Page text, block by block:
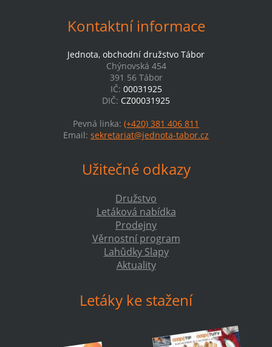
Kontaktní informace
Jednota, obchodní družstvo Tábor
Chýnovská 454
391 56 Tábor
IČ: 00031925
DIČ: CZ00031925
Pevná linka: (+420) 381 406 811
Email: sekretariat@jednota-tabor.cz
Užitečné odkazy
Družstvo
Letáková nabídka
Prodejny
Věrnostní program
Lahůdky Slapy
Aktuality
Letáky ke stažení